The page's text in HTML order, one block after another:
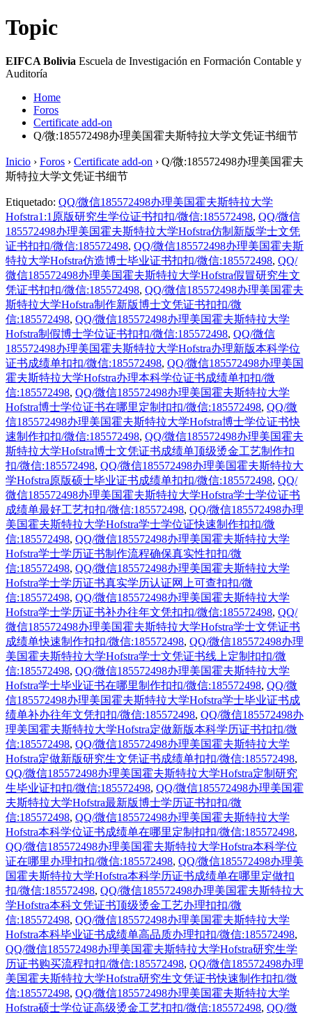
Topic
EIFCA Bolivia Escuela de Investigación en Formación Contable y
Auditoría
Home
Foros
Certificate add-on
Q/微:185572498办理美国霍夫斯特拉大学文凭证书细节
Inicio › Foros › Certificate add-on › Q/微:185572498办理美国霍夫
斯特拉大学文凭证书细节
Etiquetado: QQ/微信185572498办理美国霍夫斯特拉大学
Hofstra1:1原版研究生学位证书扣扣/微信:185572498, QQ/微信
185572498办理美国霍夫斯特拉大学Hofstra仿制新版学士文凭
证书扣扣/微信:185572498, QQ/微信185572498办理美国霍夫斯
特拉大学Hofstra仿造博士毕业证书扣扣/微信:185572498, QQ/
微信185572498办理美国霍夫斯特拉大学Hofstra假冒研究生文
凭证书扣扣/微信:185572498, QQ/微信185572498办理美国霍夫
斯特拉大学Hofstra制作新版博士文凭证书扣扣/微
信:185572498, QQ/微信185572498办理美国霍夫斯特拉大学
Hofstra制假博士学位证书扣扣/微信:185572498, QQ/微信
185572498办理美国霍夫斯特拉大学Hofstra办理新版本科学位
证书成绩单扣扣/微信:185572498, QQ/微信185572498办理美国
霍夫斯特拉大学Hofstra办理本科学位证书成绩单扣扣/微
信:185572498, QQ/微信185572498办理美国霍夫斯特拉大学
Hofstra博士学位证书在哪里定制扣扣/微信:185572498, QQ/微
信185572498办理美国霍夫斯特拉大学Hofstra博士学位证书快
速制作扣扣/微信:185572498, QQ/微信185572498办理美国霍夫
斯特拉大学Hofstra博士文凭证书成绩单顶级烫金工艺制作扣
扣/微信:185572498, QQ/微信185572498办理美国霍夫斯特拉大
学Hofstra原版硕士毕业证书成绩单扣扣/微信:185572498, QQ/
微信185572498办理美国霍夫斯特拉大学Hofstra学士学位证书
成绩单最好工艺扣扣/微信:185572498, QQ/微信185572498办理
美国霍夫斯特拉大学Hofstra学士学位证快速制作扣扣/微
信:185572498, QQ/微信185572498办理美国霍夫斯特拉大学
Hofstra学士学历证书制作流程确保真实性扣扣/微
信:185572498, QQ/微信185572498办理美国霍夫斯特拉大学
Hofstra学士学历证书真实学历认证网上可查扣扣/微
信:185572498, QQ/微信185572498办理美国霍夫斯特拉大学
Hofstra学士学历证书补办往年文凭扣扣/微信:185572498, QQ/
微信185572498办理美国霍夫斯特拉大学Hofstra学士文凭证书
成绩单快速制作扣扣/微信:185572498, QQ/微信185572498办理
美国霍夫斯特拉大学Hofstra学士文凭证书线上定制扣扣/微
信:185572498, QQ/微信185572498办理美国霍夫斯特拉大学
Hofstra学士毕业证书在哪里制作扣扣/微信:185572498, QQ/微
信185572498办理美国霍夫斯特拉大学Hofstra学士毕业证书成
绩单补办往年文凭扣扣/微信:185572498, QQ/微信185572498办
理美国霍夫斯特拉大学Hofstra定做新版本科学历证书扣扣/微
信:185572498, QQ/微信185572498办理美国霍夫斯特拉大学
Hofstra定做新版研究生文凭证书成绩单扣扣/微信:185572498,
QQ/微信185572498办理美国霍夫斯特拉大学Hofstra定制研究
生毕业证扣扣/微信:185572498, QQ/微信185572498办理美国霍
夫斯特拉大学Hofstra最新版博士学历证书扣扣/微
信:185572498, QQ/微信185572498办理美国霍夫斯特拉大学
Hofstra本科学位证书成绩单在哪里定制扣扣/微信:185572498,
QQ/微信185572498办理美国霍夫斯特拉大学Hofstra本科学位
证在哪里办理扣扣/微信:185572498, QQ/微信185572498办理美
国霍夫斯特拉大学Hofstra本科学历证书成绩单在哪里定做扣
扣/微信:185572498, QQ/微信185572498办理美国霍夫斯特拉大
学Hofstra本科文凭证书顶级烫金工艺办理扣扣/微
信:185572498, QQ/微信185572498办理美国霍夫斯特拉大学
Hofstra本科毕业证书成绩单高品质办理扣扣/微信:185572498,
QQ/微信185572498办理美国霍夫斯特拉大学Hofstra研究生学
历证书购买流程扣扣/微信:185572498, QQ/微信185572498办理
美国霍夫斯特拉大学Hofstra研究生文凭证书快速制作扣扣/微
信:185572498, QQ/微信185572498办理美国霍夫斯特拉大学
Hofstra硕士学位证高级烫金工艺扣扣/微信:185572498, QQ/微